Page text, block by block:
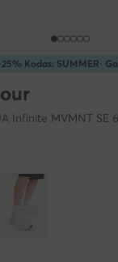
25% Kodas: SUMMER·
Infinite MVMNT SE